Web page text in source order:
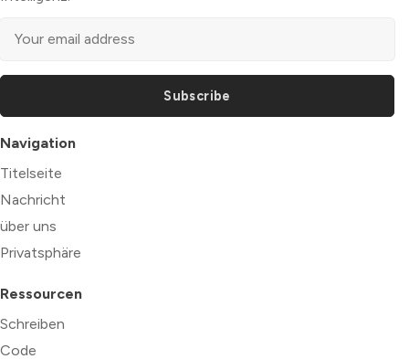
Subscribe
Navigation
Titelseite
Nachricht
über uns
Privatsphäre
Ressourcen
Schreiben
Code